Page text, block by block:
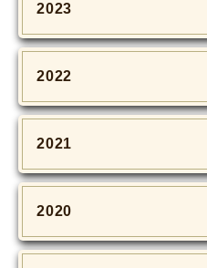
2023
2022
2021
2020